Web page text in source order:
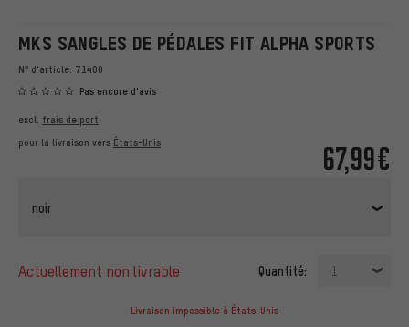
MKS SANGLES DE PÉDALES FIT ALPHA SPORTS
N° d'article: 71400
Pas encore d'avis
67,99€
excl. frais de port
pour la livraison vers États-Unis
noir
actuellement non livrable Quantité: 1
Livraison impossible à États-Unis